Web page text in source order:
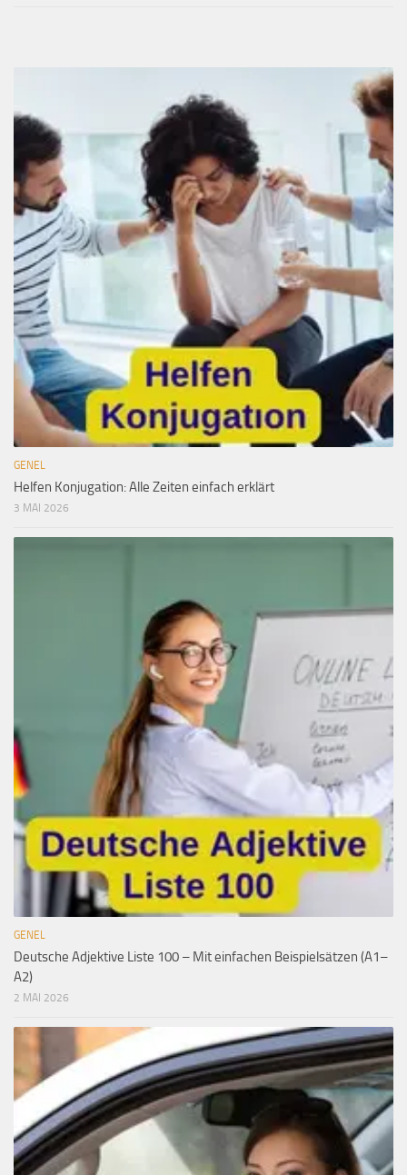
GENEL
Helfen Konjugation: Alle Zeiten einfach erklärt
3 MAI 2026
GENEL
Deutsche Adjektive Liste 100 – Mit einfachen Beispielsätzen (A1–
A2)
2 MAI 2026